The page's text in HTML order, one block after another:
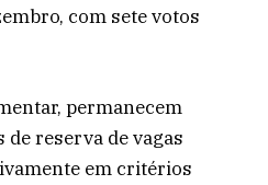
com sete votos
permanecem
reserva de vagas
em critérios